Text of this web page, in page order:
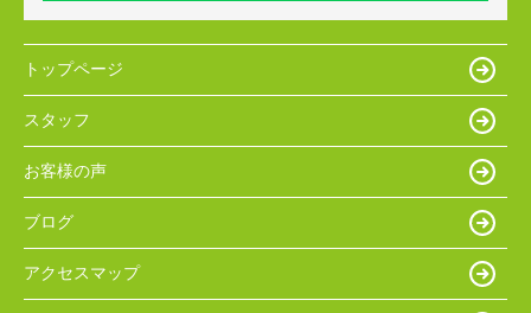
トップページ
スタッフ
お客様の声
ブログ
アクセスマップ